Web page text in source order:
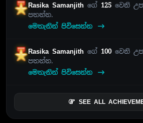
Rasika Samanjithගේ 125 වෙනි
පතන්න.
මෙතැනින් පිවිසෙන්න
Rasika Samanjithගේ 100වෙනි
පතන්න.
මෙතැනින් පිවිසෙන්න
SEE ALL